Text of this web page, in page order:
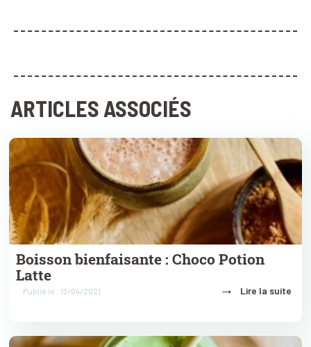
ARTICLES ASSOCIÉS
Boisson bienfaisante : Choco Potion
Latte
Publié le : 13/04/2021 → Lire la suite